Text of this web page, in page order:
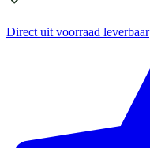
Direct uit voorraad leverbaar